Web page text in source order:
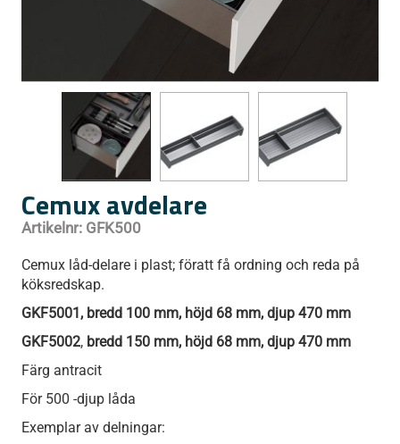
Cemux avdelare
Artikelnr: GFK500
Cemux låd-delare i plast; föratt få ordning och reda på
köksredskap.
GKF5001, bredd 100 mm, höjd 68 mm, djup 470 mm
GKF5002, bredd 150 mm, höjd 68 mm, djup 470 mm
Färg antracit
För 500 -djup låda
Exemplar av delningar: